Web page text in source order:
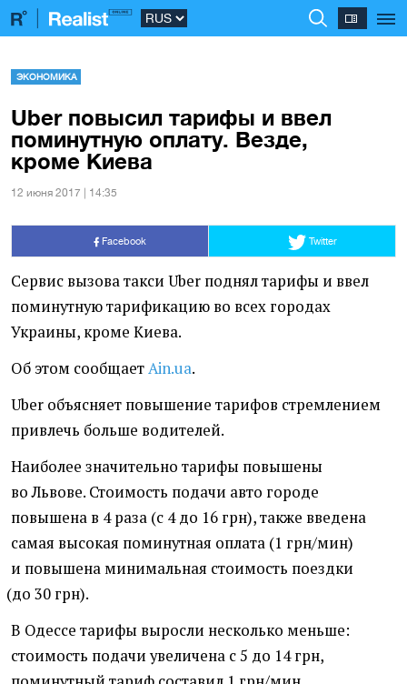
ЭКОНОМИКА
Uber повысил тарифы и ввел
поминутную оплату. Везде,
кроме Киева
12 июня 2017 | 14:35
Facebook Twitter
Сервис вызова такси Uber поднял тарифы и ввел
поминутную тарификацию во всех городах
Украины, кроме Киева.
Об этом сообщаетAin.ua.
Uber объясняет повышение тарифов стремлением
привлечь больше водителей.
Наиболее значительно тарифы повышены
во Львове. Стоимость подачи авто городе
повышена в 4 раза (с 4 до 16 грн), также введена
самая высокая поминутная оплата (1 грн/мин)
и повышена минимальная стоимость поездки
(до 30 грн).
В Одессе тарифы выросли несколько меньше:
стоимость подачи увеличена с 5 до 14 грн,